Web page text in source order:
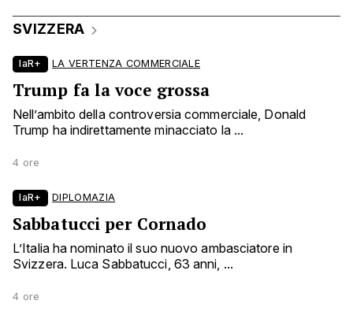
SVIZZERA
laR+ LA VERTENZA COMMERCIALE
Trump fa la voce grossa
Nell’ambito della controversia commerciale, Donald
Trump ha indirettamente minacciato la ...
4 ore
laR+ DIPLOMAZIA
Sabbatucci per Cornado
L’Italia ha nominato il suo nuovo ambasciatore in
Svizzera. Luca Sabbatucci, 63 anni, ...
4 ore